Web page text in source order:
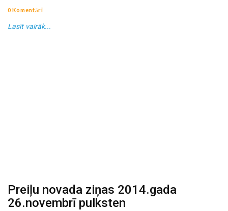
0 Komentāri
Lasīt vairāk...
Preiļu novada ziņas 2014.gada
26.novembrī pulksten